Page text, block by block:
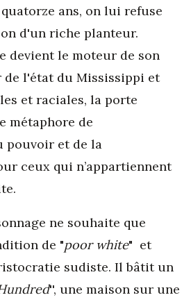
ans, on lui refuse
d'un riche planteur.
devient le moteur de son
l'état du Mississippi et
et raciales, la porte
métaphore de
pouvoir et de la
ceux qui n’appartiennent
ne souhaite que
de "poor white" et
sudiste. Il bâtit un
'', une maison sur une